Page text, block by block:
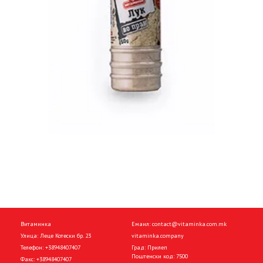
Витаминка
Улица: Леце Котески бр. 23
Телефон: +38948407407
Факс: +38948407407
Емаил: contact@vitaminka.com.mk
vitaminka.company
Град: Прилеп
Поштенски код: 7500